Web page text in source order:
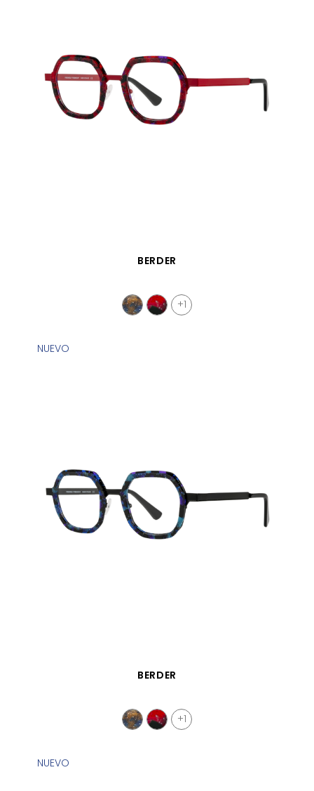
VISTA RÁPIDA
BERDER
+1
VISTA RÁPIDA
NUEVO
BERDER
+1
NUEVO